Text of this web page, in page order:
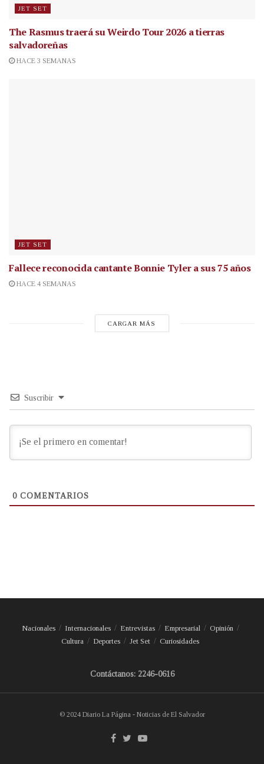
JET SET
The Rasmus traerá su Weirdo Tour 2026 a tierras
salvadoreñas
HACE 3 SEMANAS
JET SET
Fallece reconocida cantanteBonnie Tyler a sus 75 años
HACE 4 SEMANAS
CARGAR MÁS
Suscribir
0 COMENTARIOS
Nacionales Internacionales Entrevistas Empresarial
Opinión
Cultura
Deportes Jet Set Curiosidades
Contáctanos: 2246-0616
© 2024 Diario La Página - Noticias de El Salvador